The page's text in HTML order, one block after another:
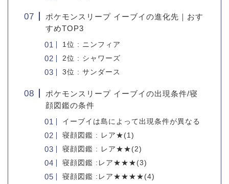
ポケモンスリープ イーブイの進化先｜おす
すめTOP3
1位 : ニンフィア
2位 : シャワーズ
3位 : サンダース
ポケモンスリープ イーブイの出現条件/寝
顔図鑑の条件
イーブイは島によって出現条件が異なる
寝顔図鑑 : レア★(1)
寝顔図鑑 : レア★★(2)
寝顔図鑑 :レア★★★(3)
寝顔図鑑 :レア★★★★(4)